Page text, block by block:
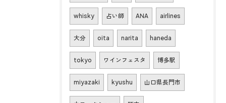
whisky 占い師 ANA airlines
大分 oita narita haneda
tokyo ワインフェスタ 博多駅
miyazaki kyushu 山口県長門市